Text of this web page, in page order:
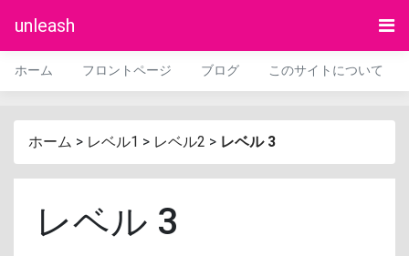
unleash
ホーム フロントページ ブログ このサイトについて
ホーム > レベル1 > レベル2 > レベル 3
レベル 3